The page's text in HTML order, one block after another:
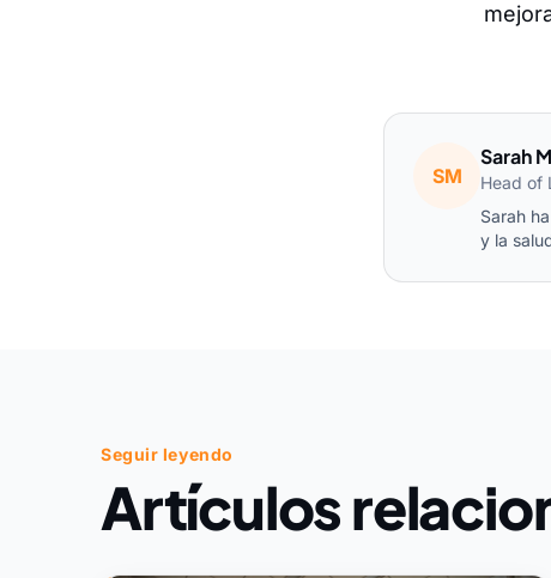
SM
Sarah
Head of
Sarah
y la
Seguir leyendo
Artículos